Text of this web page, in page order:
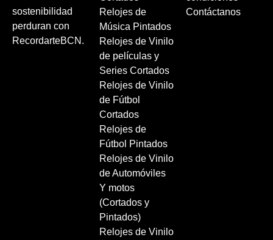
sostenibilidad
perduran con
RecordarteBCN.
Relojes de
Música Pintados
Relojes de Vinilo
de películas y
Series Cortados
Relojes de Vinilo
de Fútbol
Cortados
Relojes de
Fútbol Pintados
Relojes de Vinilo
de Automóviles
Y motos
(Cortados y
Pintados)
Relojes de Vinilo
Contáctanos